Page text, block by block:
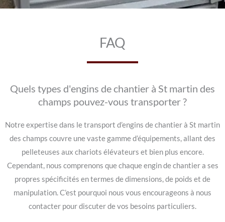
FAQ
Quels types d'engins de chantier à St martin des
champs pouvez-vous transporter ?
Notre expertise dans le transport d’engins de chantier à St martin
des champs couvre une vaste gamme d’équipements, allant des
pelleteuses aux chariots élévateurs et bien plus encore.
Cependant, nous comprenons que chaque engin de chantier a ses
propres spécificités en termes de dimensions, de poids et de
manipulation. C’est pourquoi nous vous encourageons à nous
contacter pour discuter de vos besoins particuliers.